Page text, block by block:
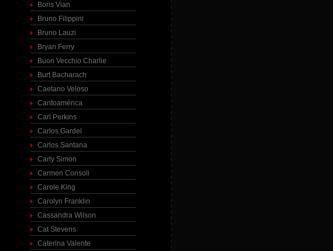
Boris Vian
Bruno Filippini
Bruno Lauzi
Bryan Ferry
Buon Vecchio Charlie
Burt Bacharach
Caetano Veloso
Cantoamérica
Carl Perkins
Carlos Gardel
Carlos Santana
Carly Simon
Carmen Consoli
Carole King
Carolyn Franklin
Cassandra Wilson
Cat Stevens
Caterina Valente